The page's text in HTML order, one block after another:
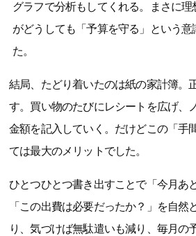
グラフで分析もしてくれる。まさに
がどうしても「予算を守る」という意
た。
結局、たどり着いたのは紙の家計簿。
す。買い物のたびにレシートを広げ、
金額を記入していく。だけどこの「手
ては最大のメリットでした。
ひとつひとつ書き出すことで「今月あ
「この出費は必要だったか？」を自然
り、気づけば無駄遣いも減り、毎月の